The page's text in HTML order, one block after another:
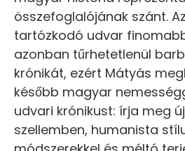
összefoglalójának szánt.
tartózkodó udvar
azonban tűrhetetlenül
krónikát, ezért Mátyás
később magyar
udvari krónikust: írja meg
szellemben, humanista